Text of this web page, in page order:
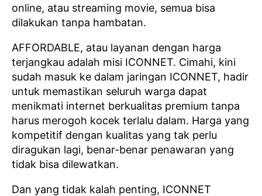
online, atau streaming movie, semua bisa
dilakukan tanpa hambatan.
AFFORDABLE, atau layanan dengan harga
terjangkau adalah misi ICONNET. Cimahi, kini
sudah masuk ke dalam jaringan ICONNET, hadir
untuk memastikan seluruh warga dapat
menikmati internet berkualitas premium tanpa
harus merogoh kocek terlalu dalam. Harga yang
kompetitif dengan kualitas yang tak perlu
diragukan lagi, benar-benar penawaran yang
tidak bisa dilewatkan.
Dan yang tidak kalah penting, ICONNET